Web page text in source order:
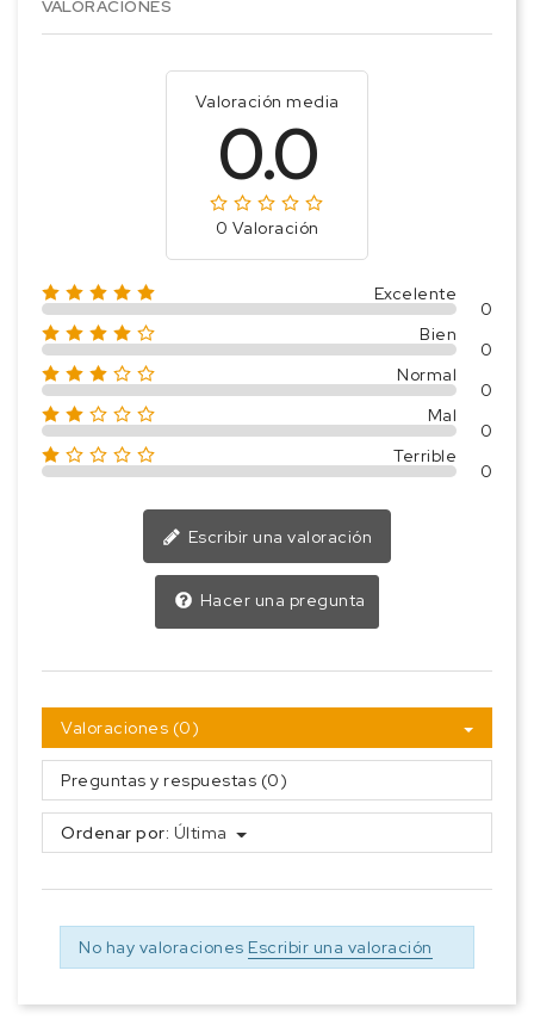
VALORACIONES
Valoración media
0.0
0 Valoración
Excelente
0
Bien
0
Normal
0
Mal
0
Terrible
0
Escribir una valoración
Hacer una pregunta
Valoraciones (0)
Preguntas y respuestas (0)
Ordenar por: Última
No hay valoraciones Escribir una valoración